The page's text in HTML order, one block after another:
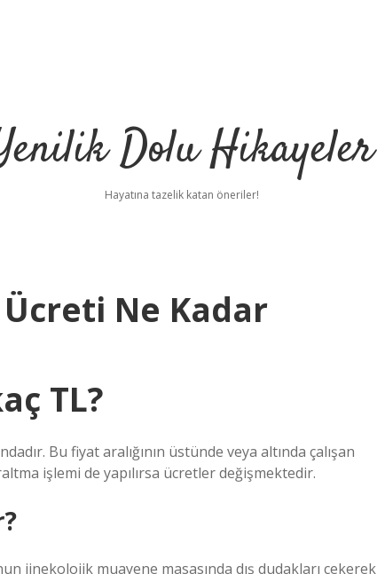
Dolu Hikayeler
Hayatına tazelik katan öneriler!
Ücreti Ne Kadar
TL?
Bu fiyat aralığının üstünde veya altında çalışan
işlemi de yapılırsa ücretler değişmektedir.
jinekolojik muayene masasında dış dudakları çekerek